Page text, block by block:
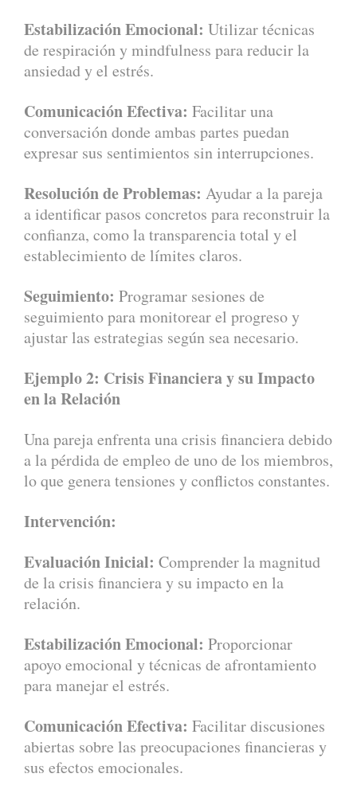
Estabilización Emocional: Utilizar técnicas
de respiración y mindfulness para reducir la
ansiedad y el estrés.
Comunicación Efectiva: Facilitar una
conversación donde ambas partes puedan
expresar sus sentimientos sin interrupciones.
Resolución de Problemas: Ayudar a la pareja
a identificar pasos concretos para reconstruir la
confianza, como la transparencia total y el
establecimiento de límites claros.
Seguimiento: Programar sesiones de
seguimiento para monitorear el progreso y
ajustar las estrategias según sea necesario.
Ejemplo 2: Crisis Financiera y su Impacto
en la Relación
Una pareja enfrenta una crisis financiera debido
a la pérdida de empleo de uno de los miembros,
lo que genera tensiones y conflictos constantes.
Intervención:
Evaluación Inicial: Comprender la magnitud
de la crisis financiera y su impacto en la
relación.
Estabilización Emocional: Proporcionar
apoyo emocional y técnicas de afrontamiento
para manejar el estrés.
Comunicación Efectiva: Facilitar discusiones
abiertas sobre las preocupaciones financieras y
sus efectos emocionales.